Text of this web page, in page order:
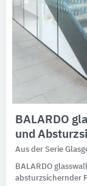
BALARDO
und
Aus der Serie
BALARDO
absturzsichernder